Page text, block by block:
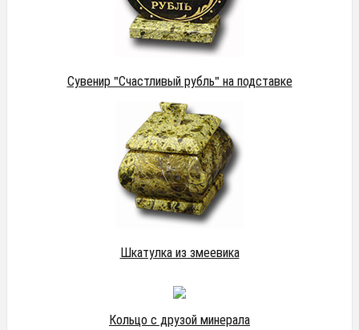
Сувенир "Счастливый рубль" на подставке
Шкатулка из змеевика
Кольцо с друзой минерала